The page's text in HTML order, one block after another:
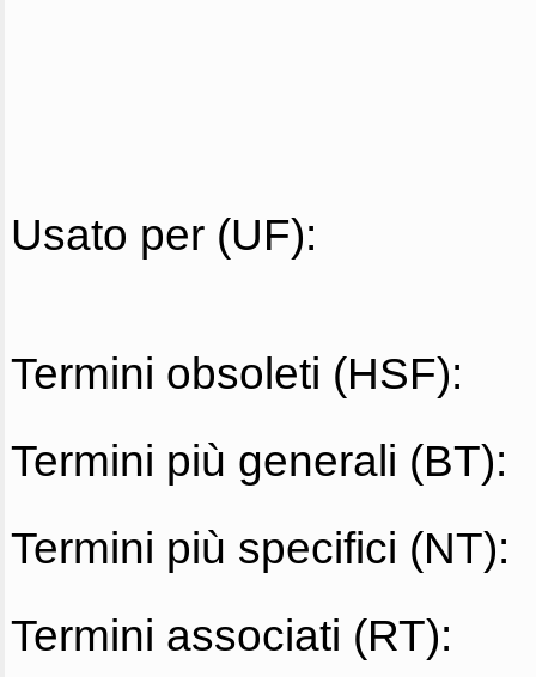
Usato per (UF):
Termini obsoleti (HSF):
Termini più generali (BT):
Termini più specifici (NT):
Termini associati (RT):